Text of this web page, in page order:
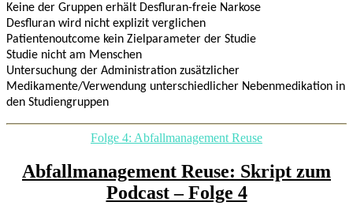
Keine der Gruppen erhält Desfluran-freie Narkose
Desfluran wird nicht explizit verglichen
Patientenoutcome kein Zielparameter der Studie
Studie nicht am Menschen
Untersuchung der Administration zusätzlicher
Medikamente/Verwendung unterschiedlicher Nebenmedikation in
den Studiengruppen
Kategorien
Folge 4: Abfallmanagement Reuse
Abfallmanagement Reuse: Skript zum
Podcast – Folge 4